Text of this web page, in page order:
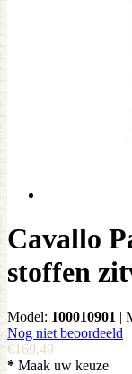
Cavallo
stoffen
Model: 100010901 |
Nog niet beoordeeld
€169,49
* Maak uw keuze